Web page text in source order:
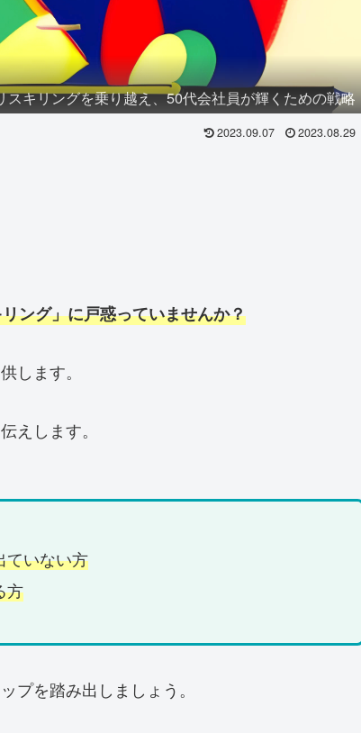
スキリングを乗り越え、50代会社員が輝くための戦略
2023.09.07 2023.08.29
ング」に戸惑っていませんか？
します。
えします。
ていない方
方
プを踏み出しましょう。